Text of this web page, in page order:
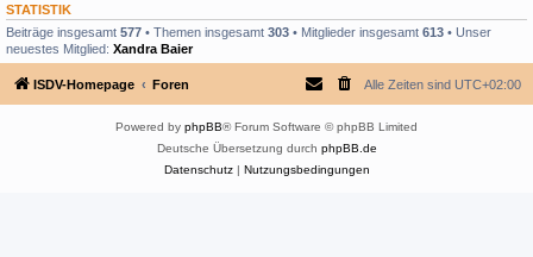
STATISTIK
Beiträge insgesamt 577 • Themen insgesamt 303 • Mitglieder insgesamt 613 • Unser
neuestes Mitglied: Xandra Baier
ISDV-Homepage Foren Alle Zeiten sind UTC+02:00
Powered by phpBB® Forum Software © phpBB Limited
Deutsche Übersetzung durch phpBB.de
Datenschutz| Nutzungsbedingungen